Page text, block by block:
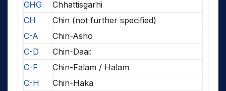
CHG
Chhattisgarhi
CH
Chin (not further specified)
C-A
Chin-Asho
C-D
Chin-Daai:
C-F
Chin-Falam / Halam
C-H
Chin-Haka